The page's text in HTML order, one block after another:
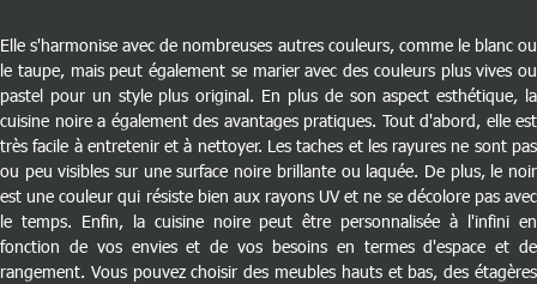
Elle s'harmonise avec de nombreuses autres couleurs, comme le blanc ou
le taupe, mais peut également se marier avec des couleurs plus vives ou
pastel pour un style plus original. En plus de son aspect esthétique, la
cuisine noire a également des avantages pratiques. Tout d'abord, elle est
très facile à entretenir et à nettoyer. Les taches et les rayures ne sont pas
ou peu visibles sur une surface noire brillante ou laquée. De plus, le noir
est une couleur qui résiste bien aux rayons UV et ne se décolore pas avec
le temps. Enfin, la cuisine noire peut être personnalisée à l'infini en
fonction de vos envies et de vos besoins en termes d'espace et de
rangement. Vous pouvez choisir des meubles hauts et bas, des étagères